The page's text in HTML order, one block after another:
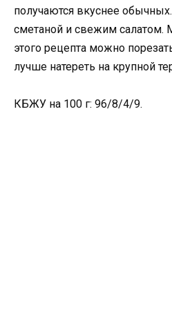
получаются вкуснее
сметаной и свежим салатом.
этого рецепта можно
лучше натереть на крупной
КБЖУ на 100 г: 96/8/4/9.